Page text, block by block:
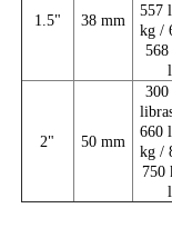
1.5" 38 mm
557
kg /
2" 50 mm
660
kg /
750